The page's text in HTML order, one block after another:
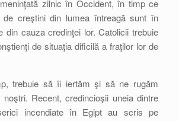
zilnic în Occident, în timp ce
de creştini din lumea întreagă sunt în
din cauza credinţei lor. Catolicii trebuie
de situaţia dificilă a fraţilor lor de
trebuie să îi iertăm şi să ne rugăm
noştri. Recent, credincioşii uneia dintre
incendiate în Egipt au scris pe